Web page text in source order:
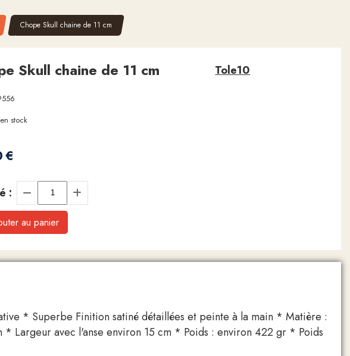
Chope Skull chaine de 11 cm
Skull chaine de 11 cm Tole10
€
stock
:
au panier
* Superbe Finition satiné détaillées et peinte à la main * Matière :
Largeur avec l'anse environ 15 cm * Poids : environ 422 gr * Poids